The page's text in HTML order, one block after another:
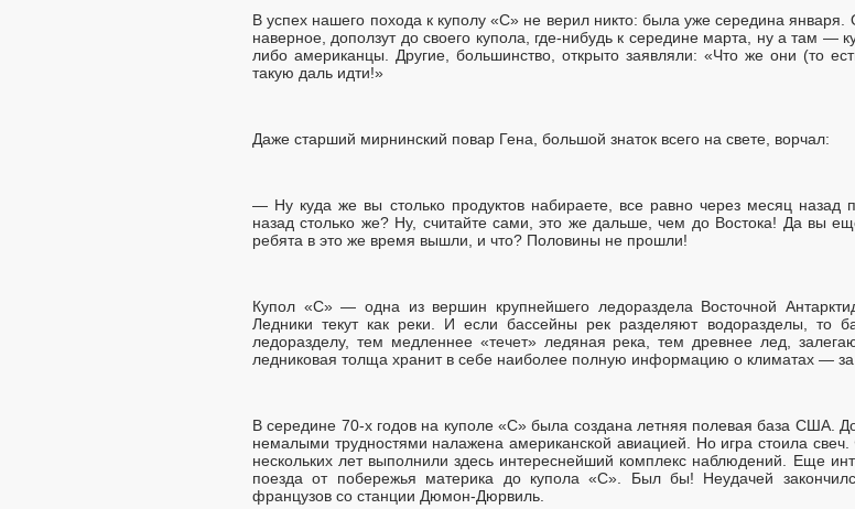
В успех нашего похода к куполу «С» не верил никто: была уже середина
наверное, доползут до своего купола, где-нибудь к середине марта, ну а там —
либо американцы. Другие, большинство, открыто заявляли: «Что же они (то
такую даль идти!»
Даже старший мирнинский повар Гена, большой знаток всего на свете, ворчал:
— Ну куда же вы столько продуктов набираете, все равно через месяц
назад столько же? Ну, считайте сами, это же дальше, чем до Востока! Да вы
ребята в это же время вышли, и что? Половины не прошли!
Купол «С» — одна из вершин крупнейшего ледораздела Восточной
Ледники текут как реки. И если бассейны рек разделяют водоразделы,
ледоразделу, тем медленнее «течет» ледяная река, тем древнее лед,
ледниковая толща хранит в себе наиболее полную информацию о климатах — за
В середине 70-х годов на куполе «С» была создана летняя полевая база США.
немалыми трудностями налажена американской авиацией. Но игра стоила
нескольких лет выполнили здесь интереснейший комплекс наблюдений. Еще
поезда от побережья материка до купола «С». Был бы! Неудачей
французов со станции Дюмон-Дюрвиль.